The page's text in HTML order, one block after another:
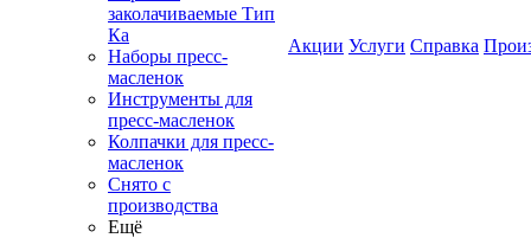
заколачиваемые Тип
Кa
Наборы пресс-
масленок
Инструменты для
пресс-масленок
Колпачки для пресс-
масленок
Снято с
производства
Ещё
Акции Услуги Справка